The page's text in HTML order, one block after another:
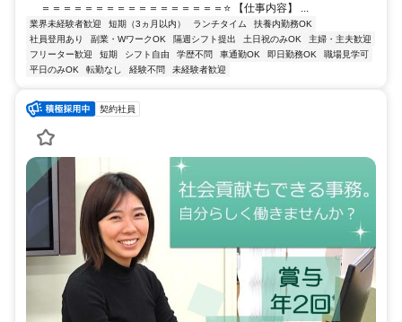
＝＝＝＝＝＝＝＝＝＝＝＝＝＝＝＝＝⭐ 【仕事内容】 ...
業界未経験者歓迎 短期（3ヵ月以内） ランチタイム
扶養内勤務OK
社員登用あり
副業・WワークOK 隔週シフト提出 土日祝のみOK
主婦・主夫歓迎
フリーター歓迎
短期 シフト自由 学歴不問 車通勤OK 即日勤務OK
職場見学可
平日のみOK
転勤なし 経験不問 未経験者歓迎
契約社員